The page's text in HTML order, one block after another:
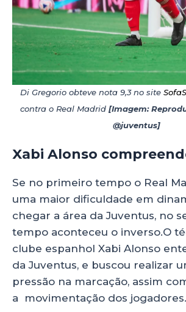
Di Gregorio obteve nota 9,3 no site
contra o Real Madrid [Imagem:
@juventus]
Xabi Alonso
Se no primeiro tempo o Real
uma maior dificuldade em
chegar a área da Juventus, no
tempo aconteceu o inverso.O
clube espanhol Xabi Alonso
da Juventus, e buscou realizar
pressão na marcação, assim
a movimentação dos jogadores.